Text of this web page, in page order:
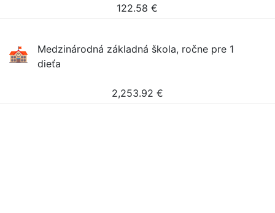
122.58 €
Medzinárodná základná škola, ročne pre 1
dieťa
2,253.92 €